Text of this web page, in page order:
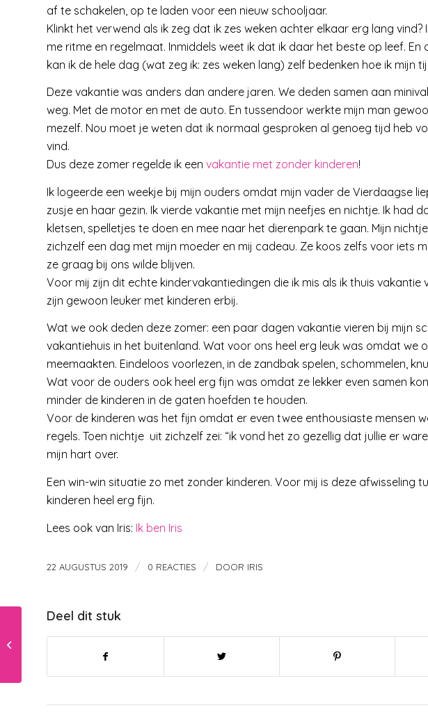
af te schakelen, op te laden voor een nieuw schooljaar.
Klinkt het verwend als ik zeg dat ik zes weken achter elkaar erg lang vind?
me ritme en regelmaat. Inmiddels weet ik dat ik daar het beste op leef. En
kan ik de hele dag (wat zeg ik: zes weken lang) zelf bedenken hoe ik mijn
Deze vakantie was anders dan andere jaren. We deden samen aan
weg. Met de motor en met de auto. En tussendoor werkte mijn man
mezelf. Nou moet je weten dat ik normaal gesproken al genoeg tijd heb
vind.
Dus deze zomer regelde ik een vakantie met zonder kinderen!
Ik logeerde een weekje bij mijn ouders omdat mijn vader de Vierdaagse
zusje en haar gezin. Ik vierde vakantie met mijn neefjes en nichtje. Ik had
kletsen, spelletjes te doen en mee naar het dierenpark te gaan. Mijn
zichzelf een dag met mijn moeder en mij cadeau. Ze koos zelfs voor iets
ze graag bij ons wilde blijven.
Voor mij zijn dit echte kindervakantiedingen die ik mis als ik thuis vakantie
zijn gewoon leuker met kinderen erbij.
Wat we ook deden deze zomer: een paar dagen vakantie vieren bij mijn
vakantiehuis in het buitenland. Wat voor ons heel erg leuk was omdat we
meemaakten. Eindeloos voorlezen, in de zandbak spelen, schommelen,
Wat voor de ouders ook heel erg fijn was omdat ze lekker even samen
minder de kinderen in de gaten hoefden te houden.
Voor de kinderen was het fijn omdat er even twee enthousiaste mensen
regels. Toen nichtje uit zichzelf zei: “ik vond het zo gezellig dat jullie er
mijn hart over.
Een win-win situatie zo met zonder kinderen. Voor mij is deze afwisseling
kinderen heel erg fijn.
Lees ook van Iris: Ik ben Iris
22 AUGUSTUS 2019 / 0 REACTIES / DOOR IRIS
Deel dit stuk
Veilig op pad met
Recaro autostoeltje